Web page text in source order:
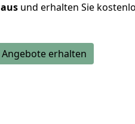
und erhalten Sie
erhalten